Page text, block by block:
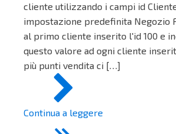
cliente utilizzando i campi id
impostazione predefinita Negozio
al primo cliente inserito l'id 100 e
questo valore ad ogni cliente
più punti vendita ci […]
Continua a leggere